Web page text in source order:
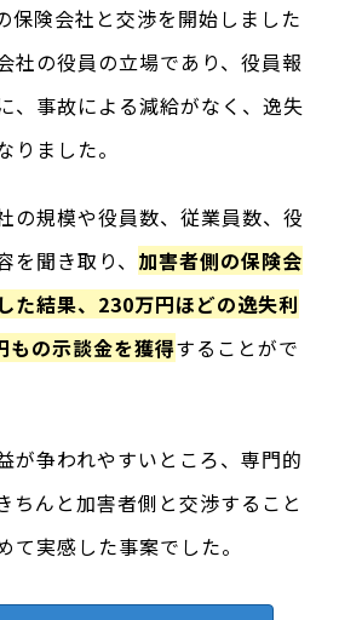
保険会社と交渉を開始しました
社の役員の立場であり、役員報
、事故による減給がなく、逸失
りました。
の規模や役員数、従業員数、役
を聞き取り、 加害者側の保険会
た結果、230万円ほどの逸失利
もの示談金を獲得することがで
が争われやすいところ、専門的
ちんと加害者側と交渉すること
て実感した事案でした。